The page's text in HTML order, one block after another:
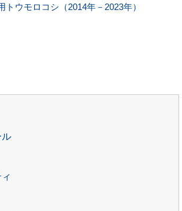
トウモロコシ（2014年－2023年）
ル